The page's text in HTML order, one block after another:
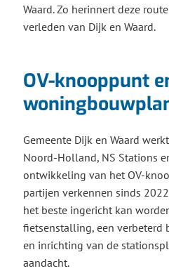
Waard. Zo herinnert deze
verleden van Dijk en Waard.
OV-knooppunt
Gemeente Dijk en Waard
Noord-Holland, NS Stations
ontwikkeling van het OV-
partijen verkennen sinds
het beste ingericht kan
fietsenstalling, een verbeterd
en inrichting van de
aandacht.